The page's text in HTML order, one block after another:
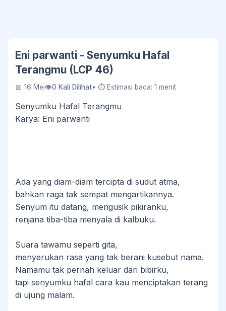
Eni parwanti - Senyumku Hafal
Terangmu (LCP 46)
📅 16 Mei👁0 Kali Dilihat• ⏱ Estimasi baca: 1 menit
Senyumku Hafal Terangmu
Karya: Eni parwanti
Ada yang diam-diam tercipta di sudut atma,
bahkan raga tak sempat mengartikannya.
Senyum itu datang, mengusik pikiranku,
renjana tiba-tiba menyala di kalbuku.
Suara tawamu seperti gita,
menyerukan rasa yang tak berani kusebut nama.
Namamu tak pernah keluar dari bibirku,
tapi senyumku hafal cara kau menciptakan terang
di ujung malam.